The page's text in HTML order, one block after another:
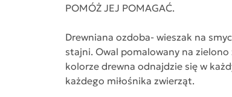
POMÓŻ JEJ POMAGAĆ.
Drewniana ozdoba- wieszak na
stajni. Owal pomalowany na
kolorze drewna odnajdzie się w
każdego miłośnika zwierząt.